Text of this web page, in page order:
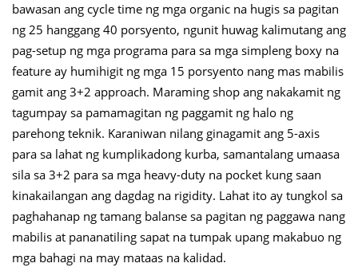
bawasan ang cycle time ng mga organic na hugis sa pagitan
ng 25 hanggang 40 porsyento, ngunit huwag kalimutang ang
pag-setup ng mga programa para sa mga simpleng boxy na
feature ay humihigit ng mga 15 porsyento nang mas mabilis
gamit ang 3+2 approach. Maraming shop ang nakakamit ng
tagumpay sa pamamagitan ng paggamit ng halo ng
parehong teknik. Karaniwan nilang ginagamit ang 5-axis
para sa lahat ng kumplikadong kurba, samantalang umaasa
sila sa 3+2 para sa mga heavy-duty na pocket kung saan
kinakailangan ang dagdag na rigidity. Lahat ito ay tungkol sa
paghahanap ng tamang balanse sa pagitan ng paggawa nang
mabilis at pananatiling sapat na tumpak upang makabuo ng
mga bahagi na may mataas na kalidad.